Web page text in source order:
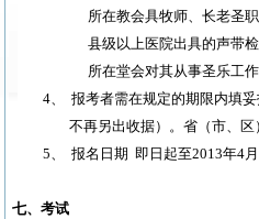
所在教会具牧师、长老圣
县级以上医院出具的声带
所在堂会对其从事圣乐工
4、
报考者需在规定的期限内填
不再另出收据）。省（市、区
5、
报名日期 即日起至2013年4月
七、考试